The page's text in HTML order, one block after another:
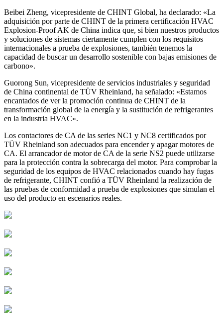
Beibei Zheng, vicepresidente de CHINT Global, ha declarado: «La
adquisición por parte de CHINT de la primera certificación HVAC
Explosion-Proof AK de China indica que, si bien nuestros productos
y soluciones de sistemas ciertamente cumplen con los requisitos
internacionales a prueba de explosiones, también tenemos la
capacidad de buscar un desarrollo sostenible con bajas emisiones de
carbono».
Guorong Sun, vicepresidente de servicios industriales y seguridad
de China continental de TÜV Rheinland, ha señalado: «Estamos
encantados de ver la promoción continua de CHINT de la
transformación global de la energía y la sustitución de refrigerantes
en la industria HVAC».
Los contactores de CA de las series NC1 y NC8 certificados por
TÜV Rheinland son adecuados para encender y apagar motores de
CA. El arrancador de motor de CA de la serie NS2 puede utilizarse
para la protección contra la sobrecarga del motor. Para comprobar la
seguridad de los equipos de HVAC relacionados cuando hay fugas
de refrigerante, CHINT confió a TÜV Rheinland la realización de
las pruebas de conformidad a prueba de explosiones que simulan el
uso del producto en escenarios reales.